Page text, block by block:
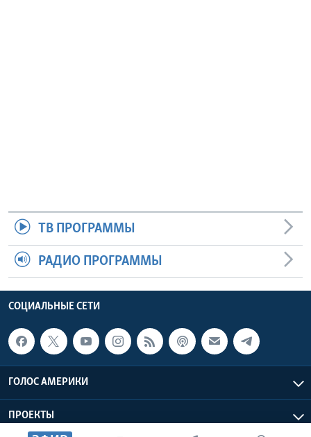
ТВ ПРОГРАММЫ
РАДИО ПРОГРАММЫ
СОЦИАЛЬНЫЕ СЕТИ
ГОЛОС АМЕРИКИ
ПРОЕКТЫ